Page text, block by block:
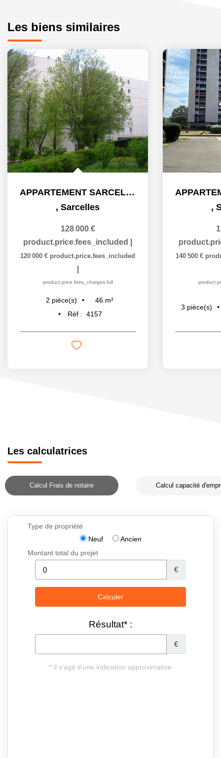
Les biens similaires
APPARTEMENT SARCELLES - 2 pièce(s) - 45.51 m2
, Sarcelles
128 000 €
product.price.fees_included
120 000 € product.price.fees_included
product.price.fees_charges.full
2 pièce(s) 46 m²
Réf : 4157
,
140 500 €
3 pièce(s)
Les calculatrices
Calcul Frais de notaire Calcul capacité